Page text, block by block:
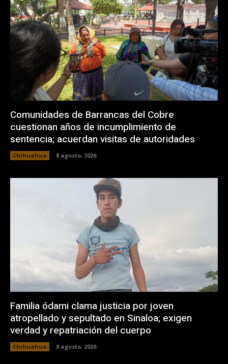
Comunidades de Barrancas del Cobre
cuestionan años de incumplimiento de
sentencia; acuerdan visitas de autoridades
Chihuahua 8 agosto, 2026
Familia ódami clama justicia por joven
atropellado y sepultado en Sinaloa; exigen
verdad y repatriación del cuerpo
Chihuahua 8 agosto, 2026